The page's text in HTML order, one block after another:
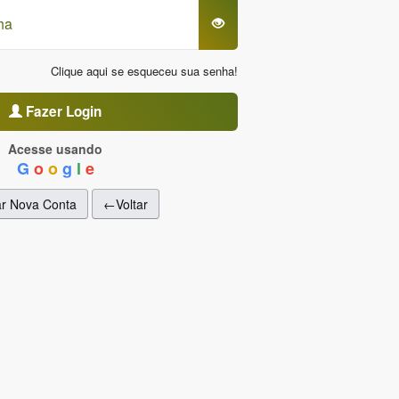
Clique aqui se esqueceu sua senha!
Fazer Login
Acesse usando
G o o g l e
Nova Conta ←Voltar